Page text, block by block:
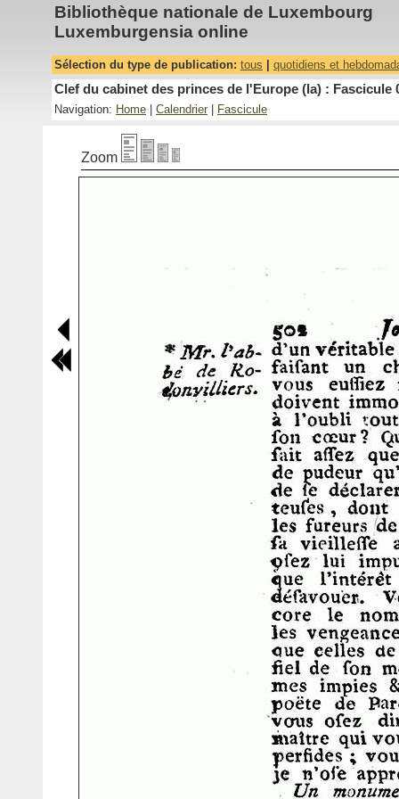
Bibliothèque nationale de Luxembourg
Luxemburgensia online
Sélection du type de publication: tous quotidiens et
Clef du cabinet des princes de l'Europe (la) : Fascicule
Navigation: Home Calendrier Fascicule
Zoom